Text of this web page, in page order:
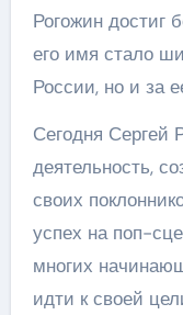
Рогожин достиг
его имя стало
России, но и за
Сегодня Сергей
деятельность,
своих
успех на поп-
многих
идти к своей